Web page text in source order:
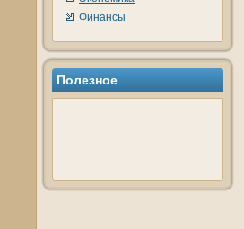
Финансы
Полезное